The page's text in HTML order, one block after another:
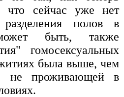
что сейчас уже нет
разделения полов в
быть, также
гомосексуальных
была выше, чем
не проживающей в